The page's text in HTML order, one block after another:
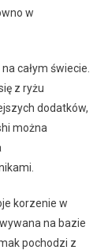
w
całym świecie.
z ryżu
dodatków,
można
korzenie w
na bazie
pochodzi z